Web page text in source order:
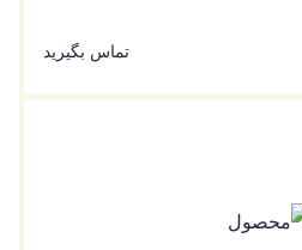
تماس بگیرید